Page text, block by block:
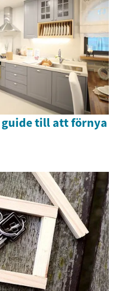
guide till att förnya